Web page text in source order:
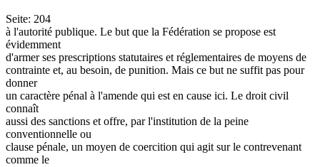
Seite: 204
à l'autorité publique. Le but que la Fédération se propose est
évidemment
d'armer ses prescriptions statutaires et réglementaires de moyens de
contrainte et, au besoin, de punition. Mais ce but ne suffit pas pour
donner
un caractère pénal à l'amende qui est en cause ici. Le droit civil
connaît
aussi des sanctions et offre, par l'institution de la peine
conventionnelle ou
clause pénale, un moyen de coercition qui agit sur le contrevenant
comme le